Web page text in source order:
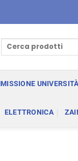
Cerca:
ELETTRONICA